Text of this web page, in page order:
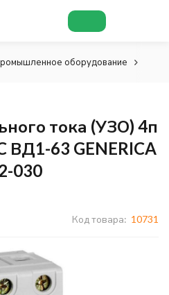
оборудование
тока (УЗО) 4п
ВД1-63 GENERICA
030
Код товара: 10731